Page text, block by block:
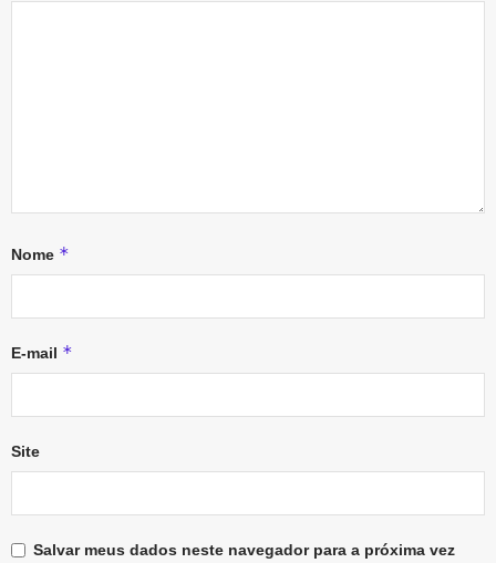
Nome *
E-mail *
Site
Salvar meus dados neste navegador para a próxima vez